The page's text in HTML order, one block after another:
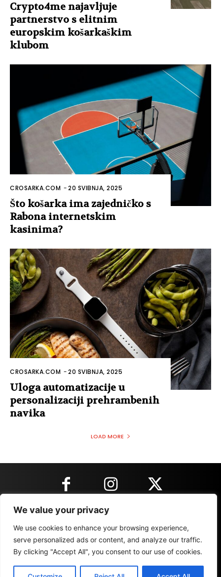
We value your privacy
We use cookies to enhance your browsing experience,
serve personalized ads or content, and analyze our traffic.
By clicking "Accept All", you consent to our use of cookies.
Crypto4me najavljuje
partnerstvo s elitnim
europskim košarkaškim
klubom
CROSARKA.COM -20 SVIBNJA, 2025
Što košarka ima zajedničko s
Rabona internetskim
kasinima?
CROSARKA.COM -20 SVIBNJA, 2025
Uloga automatizacije u
personalizaciji prehrambenih
navika
LOAD MORE
KONTAKT INFORMACIJE
IMPRESSUM MARKETING REZULTATI